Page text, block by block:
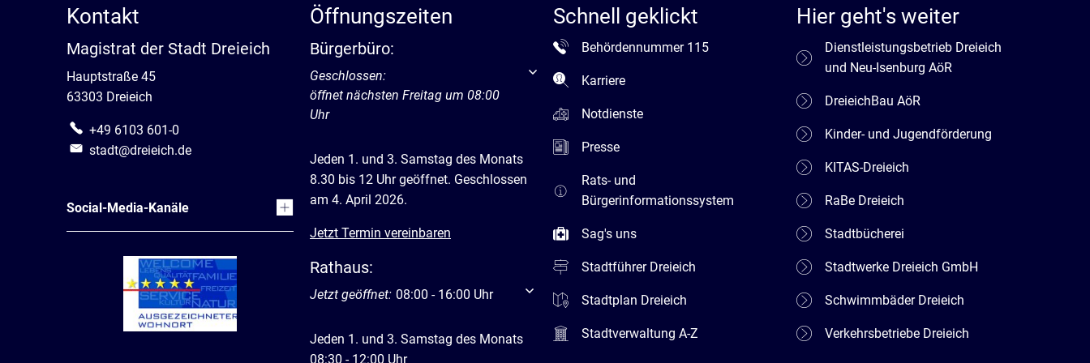
Kontakt
Magistrat der Stadt Dreieich
Hauptstraße 45
63303 Dreieich
+49 6103 601-0
stadt@dreieich.de
Social-Media-Kanäle
Öffnungszeiten
Bürgerbüro:
Klicken, um weitere Öffnungs- oder Schließzeiten auszublenden
Geschlossen:
öffnet nächsten Freitag um 08:00
Uhr
Jeden 1. und 3. Samstag des Monats
8.30 bis 12 Uhr geöffnet. Geschlossen
am 4. April 2026.
Jetzt Termin vereinbaren
Rathaus:
Klicken, um weitere Öffnungs- oder Schließzeiten auszublenden
Jetzt geöffnet: 08:00 - 16:00 Uhr Von 08:00 bis 16:00 Uhr
Jeden 1. und 3. Samstag des Monats
08:30 - 12:00 Uhr
Schnell geklickt
Behördennummer 115
Karriere
Notdienste
Presse
Rats- und
Bürgerinformationssystem
Sag's uns
Stadtführer Dreieich
Stadtplan Dreieich
Stadtverwaltung A-Z
Hier geht's weiter
Dienstleistungsbetrieb Dreieich
und Neu-Isenburg AöR
DreieichBau AöR
Kinder- und Jugendförderung
KITAS-Dreieich
RaBe Dreieich
Stadtbücherei
Stadtwerke Dreieich GmbH
Schwimmbäder Dreieich
Verkehrsbetriebe Dreieich